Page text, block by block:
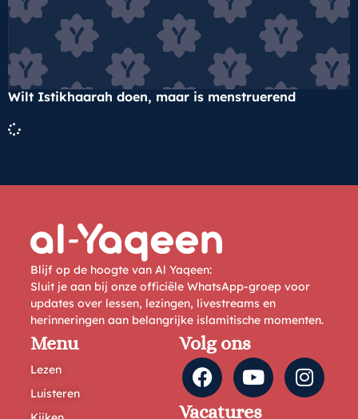
Wilt Istikhaarah doen, maar is menstruerend
Blijf op de hoogte van Al Yaqeen:
Sluit je aan bij onze officiële WhatsApp-groep voor
updates over lessen, lezingen, livestreams en
herinneringen aan belangrijke islamitische momenten.
Menu
Lezen
Luisteren
Volg ons
Vacatures